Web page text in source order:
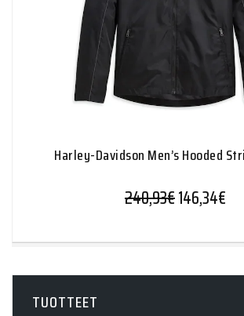
Harley-Davidson Men’s Hooded
240,93€146,34€
TUOTTEET